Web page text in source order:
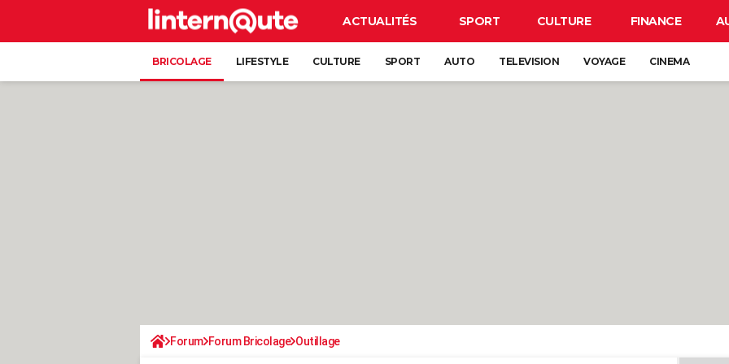
ACTUALITÉS SPORT CULTURE FINANCE
BRICOLAGE LIFESTYLE CULTURE SPORT AUTO TELEVISION VOYAGE CINEMA
Forum Forum Bricolage Outillage